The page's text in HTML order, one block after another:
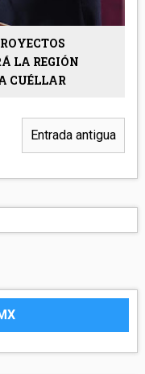
LA REGIÓN
CUÉLLAR
Entrada antigua